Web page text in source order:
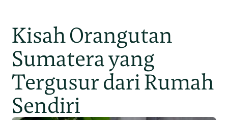
Kisah Orangutan
Sumatera yang
Tergusur dari Rumah
Sendiri